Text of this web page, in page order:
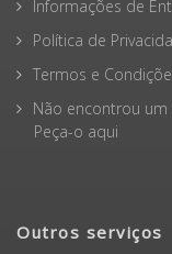
Informações de
Política de
Termos e
Não encontrou um
Peça-o aqui
Outros serviços